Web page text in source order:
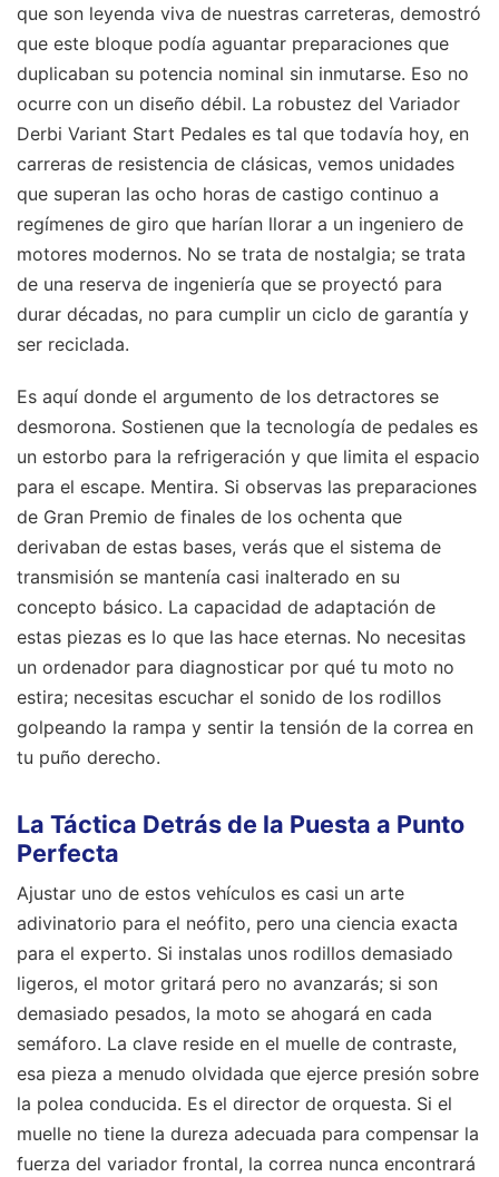
que son leyenda viva de nuestras carreteras, demostró
que este bloque podía aguantar preparaciones que
duplicaban su potencia nominal sin inmutarse. Eso no
ocurre con un diseño débil. La robustez del Variador
Derbi Variant Start Pedales es tal que todavía hoy, en
carreras de resistencia de clásicas, vemos unidades
que superan las ocho horas de castigo continuo a
regímenes de giro que harían llorar a un ingeniero de
motores modernos. No se trata de nostalgia; se trata
de una reserva de ingeniería que se proyectó para
durar décadas, no para cumplir un ciclo de garantía y
ser reciclada.
Es aquí donde el argumento de los detractores se
desmorona. Sostienen que la tecnología de pedales es
un estorbo para la refrigeración y que limita el espacio
para el escape. Mentira. Si observas las preparaciones
de Gran Premio de finales de los ochenta que
derivaban de estas bases, verás que el sistema de
transmisión se mantenía casi inalterado en su
concepto básico. La capacidad de adaptación de
estas piezas es lo que las hace eternas. No necesitas
un ordenador para diagnosticar por qué tu moto no
estira; necesitas escuchar el sonido de los rodillos
golpeando la rampa y sentir la tensión de la correa en
tu puño derecho.
La Táctica Detrás de la Puesta a Punto
Perfecta
Ajustar uno de estos vehículos es casi un arte
adivinatorio para el neófito, pero una ciencia exacta
para el experto. Si instalas unos rodillos demasiado
ligeros, el motor gritará pero no avanzarás; si son
demasiado pesados, la moto se ahogará en cada
semáforo. La clave reside en el muelle de contraste,
esa pieza a menudo olvidada que ejerce presión sobre
la polea conducida. Es el director de orquesta. Si el
muelle no tiene la dureza adecuada para compensar la
fuerza del variador frontal, la correa nunca encontrará